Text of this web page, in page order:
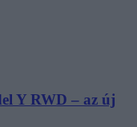
Y RWD – az új